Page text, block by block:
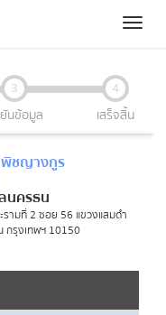
3
นข้อมูล
4
เสร็จสิ้น
ชญางกูร
นครธน
รามที่ 2 ซอย 56 แขวงแสมดำ
กรุงเทพฯ 10150